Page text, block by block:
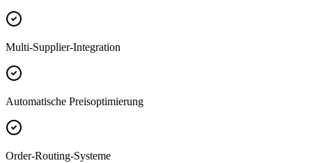
Multi-Supplier-Integration
Automatische Preisoptimierung
Order-Routing-Systeme